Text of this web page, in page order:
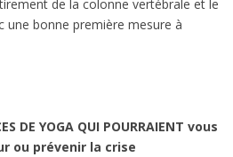
de la colonne vertébrale et le
bonne première mesure à
DE YOGA QUI POURRAIENT vous
ou prévenir la crise